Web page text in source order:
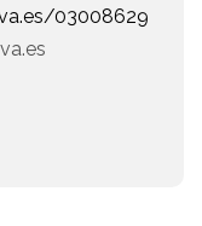
03008629